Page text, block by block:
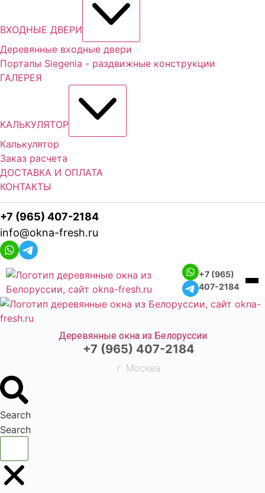
ВХОДНЫЕ ДВЕРИ
Деревянные входные двери
Порталы Siegenia - раздвижные конструкции
ГАЛЕРЕЯ
КАЛЬКУЛЯТОР
Калькулятор
Заказ расчета
ДОСТАВКА И ОПЛАТА
КОНТАКТЫ
+7 (965) 407-2184
info@okna-fresh.ru
+7 (965)
407-2184
Деревянные окна из Белоруссии
+7 (965) 407-2184
г. Москва
Search
Search